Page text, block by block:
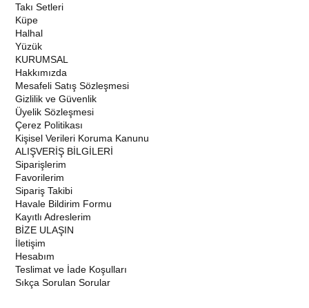
Takı Setleri
Küpe
Halhal
Yüzük
KURUMSAL
Hakkımızda
Mesafeli Satış Sözleşmesi
Gizlilik ve Güvenlik
Üyelik Sözleşmesi
Çerez Politikası
Kişisel Verileri Koruma Kanunu
ALIŞVERİŞ BİLGİLERİ
Siparişlerim
Favorilerim
Sipariş Takibi
Havale Bildirim Formu
Kayıtlı Adreslerim
BİZE ULAŞIN
İletişim
Hesabım
Teslimat ve İade Koşulları
Sıkça Sorulan Sorular